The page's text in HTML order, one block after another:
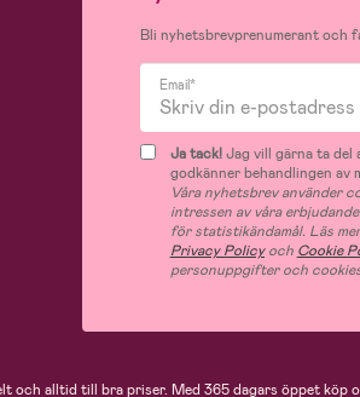
Bli nyhetsbrevprenumerant och
Email*
Ja tack!Jag vill gärna ta del
godkänner behandlingen av
Våra nyhetsbrev använder
intressen av våra
för statistikändamål. Läs
Privacy Policyoch Cookie
personuppgifter och
och alltid till bra priser. Med 365 dagars öppet köp